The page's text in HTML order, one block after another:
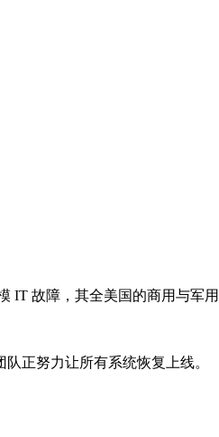
IT 故障，其全美国的商用与军
正努力让所有系统恢复上线。